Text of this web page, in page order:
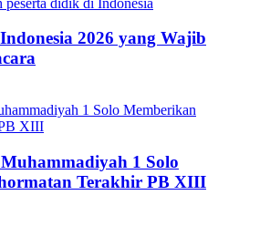
2026 yang Wajib
1 Solo
Terakhir PB XIII